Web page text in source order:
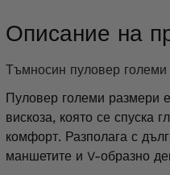
Описание на
Тъмносин пуловер
Пуловер големи размери
вискоза, която се спуска
комфорт. Разполага с
маншетите и V-образно